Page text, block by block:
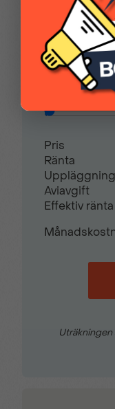
Handskfack
Nackskydd
Restvärde0
Pris
Ränta
Aviavgift
Effektiv ränta
Uträkningen